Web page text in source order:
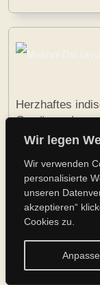
Wir legen
Wir verwenden
personalisierte
unseren
akzeptieren“
Cookies zu.
Herzhaftes
zubereitet zur
Käse, Ingwer,